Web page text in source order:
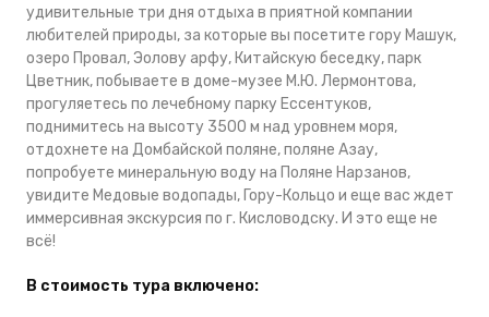
удивительные три дня отдыха в приятной компании
любителей природы, за которые вы посетите гору Машук,
озеро Провал, Эолову арфу, Китайскую беседку, парк
Цветник, побываете в доме-музее М.Ю. Лермонтова,
прогуляетесь по лечебному парку Ессентуков,
поднимитесь на высоту 3500 м над уровнем моря,
отдохнете на Домбайской поляне, поляне Азау,
попробуете минеральную воду на Поляне Нарзанов,
увидите Медовые водопады, Гору-Кольцо и еще вас ждет
иммерсивная экскурсия по г. Кисловодску. И это еще не
всё!
В стоимость тура включено: